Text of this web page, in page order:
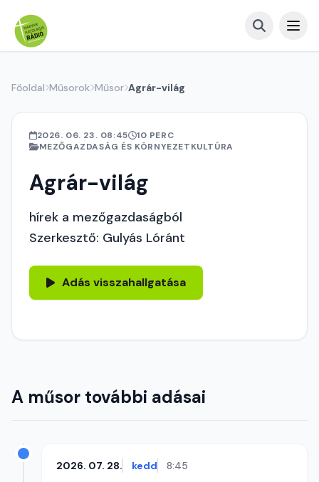
Főoldal Műsorok Műsor Agrár-világ
2026. 06. 23. 08:45
10 PERC
MEZŐGAZDASÁG ÉS KÖRNYEZETKULTÚRA
Agrár-világ
hírek a mezőgazdaságból
Szerkesztő: Gulyás Lóránt
Adás visszahallgatása
A műsor további adásai
2026. 07. 28. kedd 8:45